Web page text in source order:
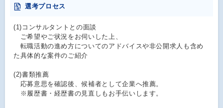
選考プロセス
(1)コンサルタントとの面談
ご希望やご状況をお伺いした上、
転職活動の進め方についてのアドバイスや非公開求人も含め
た具体的な案件のご紹介
(2)書類推薦
応募意思を確認後、候補者として企業へ推薦。
※履歴書・経歴書の見直しもお手伝いします。